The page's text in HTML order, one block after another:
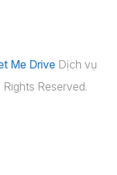
Me Drive Dịch vụ
Reserved.